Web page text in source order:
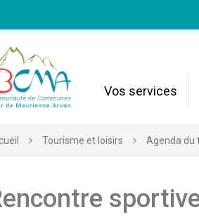
Vos services
Tourisme et loisirs Agenda du